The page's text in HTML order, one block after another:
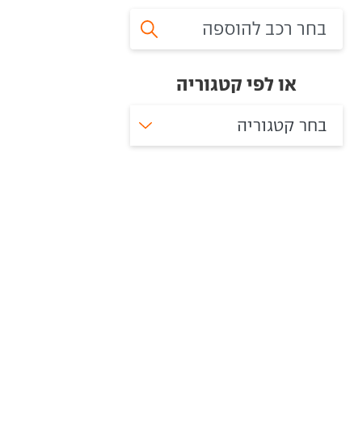
או לפי קטגוריה
בחר קטגוריה